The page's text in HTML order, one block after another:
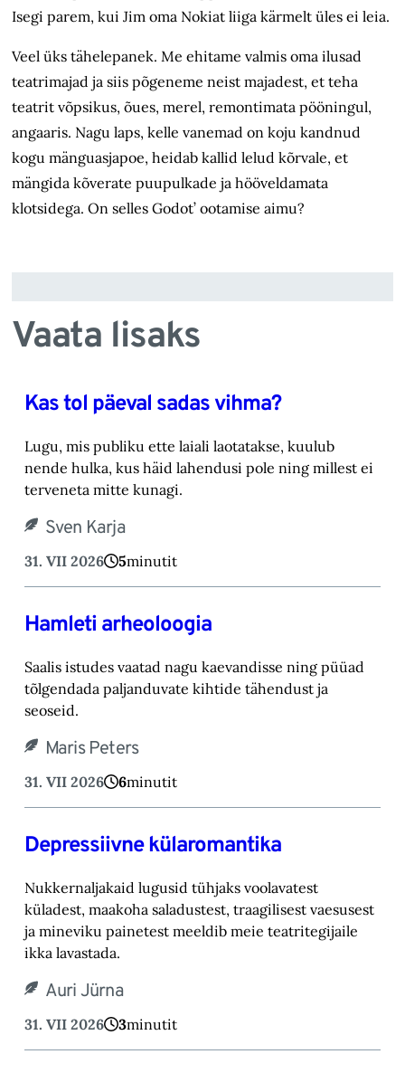
Isegi parem, kui Jim oma Nokiat liiga kärmelt üles ei leia.
Veel üks tähelepanek. Me ehitame valmis oma ilusad
teatrimajad ja siis põgeneme neist majadest, et teha
teatrit võpsikus, õues, merel, remontimata pööningul,
angaaris. Nagu laps, kelle vanemad on koju kandnud
kogu mänguasjapoe, heidab kallid lelud kõrvale, et
mängida kõverate puupulkade ja hööveldamata
klotsidega. On selles Godot’ ootamise aimu?
Vaata lisaks
Kas tol päeval sadas vihma?
Lugu, mis publiku ette laiali laotatakse, kuulub
nende hulka, kus häid lahendusi pole ning millest ei
terveneta mitte kunagi.
Sven Karja
31. VII 2026 5minutit
Hamleti arheoloogia
Saalis istudes vaatad nagu kaevandisse ning püüad
tõlgendada paljanduvate kihtide tähendust ja
seoseid.
Maris Peters
31. VII 2026 6minutit
Depressiivne külaromantika
Nukkernaljakaid lugusid tühjaks voolavatest
küladest, maakoha saladustest, traagilisest vaesusest
ja mineviku painetest meeldib meie teatritegijaile
ikka lavastada.
Auri Jürna
31. VII 2026 3minutit